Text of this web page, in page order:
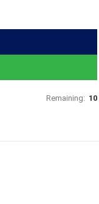
Remaining: 10